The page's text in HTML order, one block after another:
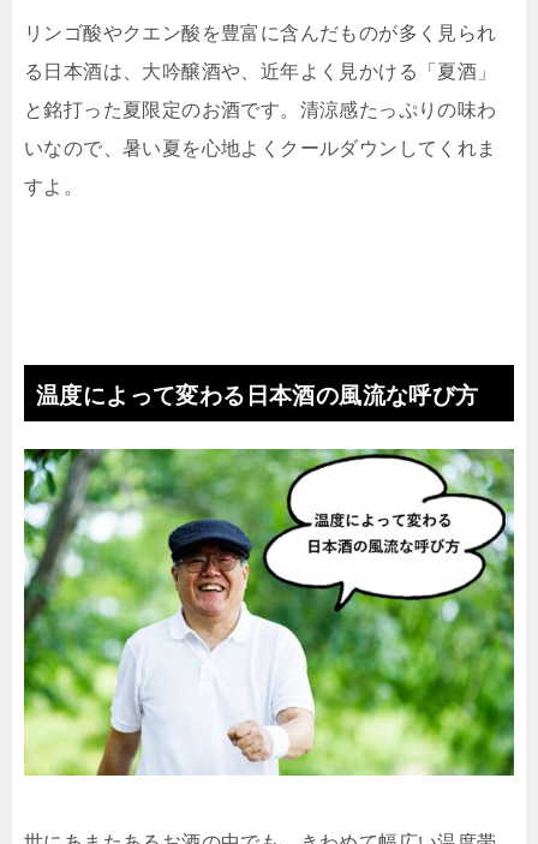
リンゴ酸やクエン酸を豊富に含んだものが多く見られ
る日本酒は、大吟醸酒や、近年よく見かける「夏酒」
と銘打った夏限定のお酒です。清涼感たっぷりの味わ
いなので、暑い夏を心地よくクールダウンしてくれま
すよ。
温度によって変わる日本酒の風流な呼び方